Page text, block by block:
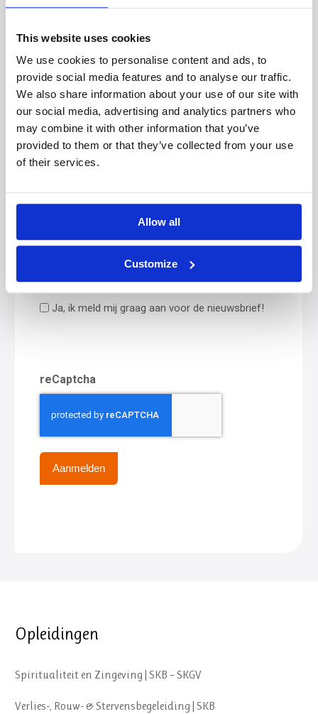
This website uses cookies
We use cookies to personalise content and ads, to
provide social media features and to analyse our traffic.
We also share information about your use of our site with
our social media, advertising and analytics partners who
may combine it with other information that you’ve
provided to them or that they’ve collected from your use
of their services.
Allow all
Customize
Via de nieuwsbrief
Via een (oud-)student/docent
Via de 12 Heilige Nachten
Ja, ik meld mij graag aan voor de nieuwsbrief!
reCaptcha
Opleidingen
Spiritualiteit en Zingeving | SKB – SKGV
Verlies-, Rouw- & Stervensbegeleiding | SKB